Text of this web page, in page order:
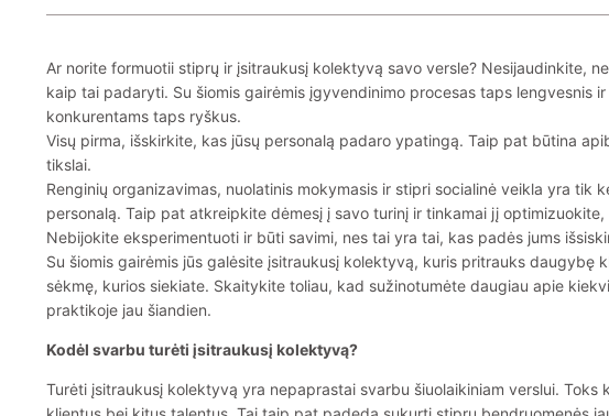
Ar norite formuotii stiprų ir įsitraukusį kolektyvą savo versle? Nesijaudinkite,
kaip tai padaryti. Su šiomis gairėmis įgyvendinimo procesas taps lengvesnis
konkurentams taps ryškus.
Visų pirma, išskirkite, kas jūsų personalą padaro ypatingą. Taip pat būtina
tikslai.
Renginių organizavimas, nuolatinis mokymasis ir stipri socialinė veikla yra tik
personalą. Taip pat atkreipkite dėmesį į savo turinį ir tinkamai jį
Nebijokite eksperimentuoti ir būti savimi, nes tai yra tai, kas padės jums
Su šiomis gairėmis jūs galėsite įsitraukusį kolektyvą, kuris pritrauks daugybę
sėkmę, kurios siekiate. Skaitykite toliau, kad sužinotumėte daugiau apie
praktikoje jau šiandien.
Kodėl svarbu turėti įsitraukusį kolektyvą?
Turėti įsitraukusį kolektyvą yra nepaprastai svarbu šiuolaikiniam verslui.